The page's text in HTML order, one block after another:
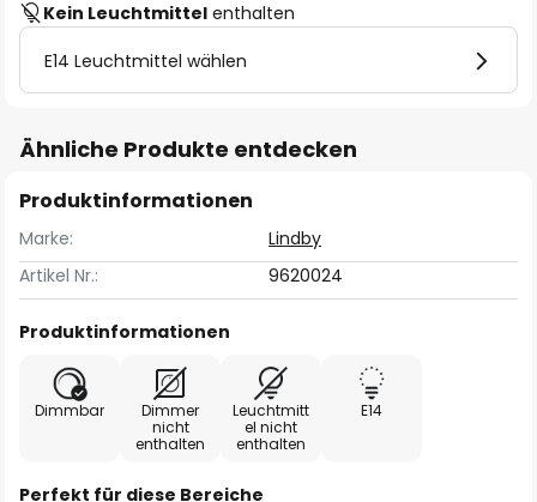
Kein Leuchtmittel enthalten
E14 Leuchtmittel wählen
Ähnliche Produkte entdecken
Produktinformationen
Marke:
Lindby
Artikel Nr.:
9620024
Produktinformationen
Dimmbar
Dimmer
nicht
enthalten
Leuchtmitt
el nicht
enthalten
E14
Perfekt für diese Bereiche